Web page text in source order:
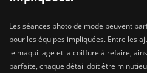
Les séances photo de mode peuvent
pour les équipes impliquées. Entre les
le maquillage et la coiffure à refaire,
parfaite, chaque détail doit être